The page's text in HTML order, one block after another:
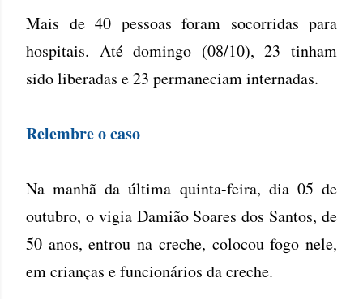
Mais de 40 pessoas foram socorridas para
hospitais. Até domingo (08/10), 23 tinham
sido liberadas e 23 permaneciam internadas.
Relembre o caso
Na manhã da última quinta-feira, dia 05 de
outubro, o vigia Damião Soares dos Santos, de
50 anos, entrou na creche, colocou fogo nele,
em crianças e funcionários da creche.